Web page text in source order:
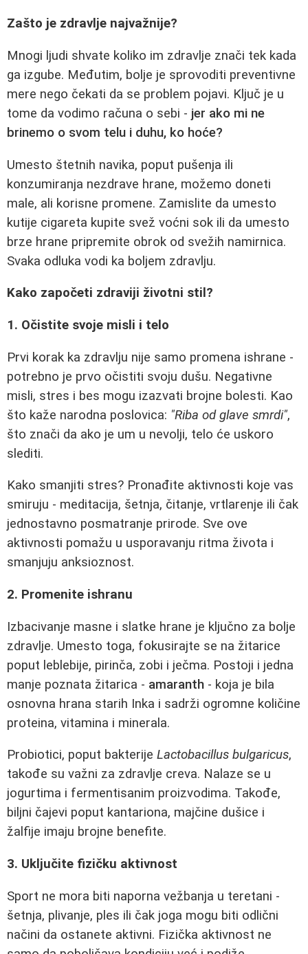
Zašto je zdravlje najvažnije?
Mnogi ljudi shvate koliko im zdravlje znači tek kada
ga izgube. Međutim, bolje je sprovoditi preventivne
mere nego čekati da se problem pojavi. Ključ je u
tome da vodimo računa o sebi - jer ako mi ne
brinemo o svom telu i duhu, ko hoće?
Umesto štetnih navika, poput pušenja ili
konzumiranja nezdrave hrane, možemo doneti
male, ali korisne promene. Zamislite da umesto
kutije cigareta kupite svež voćni sok ili da umesto
brze hrane pripremite obrok od svežih namirnica.
Svaka odluka vodi ka boljem zdravlju.
Kako započeti zdraviji životni stil?
1. Očistite svoje misli i telo
Prvi korak ka zdravlju nije samo promena ishrane -
potrebno je prvo očistiti svoju dušu. Negativne
misli, stres i bes mogu izazvati brojne bolesti. Kao
što kaže narodna poslovica: "Riba od glave smrdi",
što znači da ako je um u nevolji, telo će uskoro
slediti.
Kako smanjiti stres? Pronađite aktivnosti koje vas
smiruju - meditacija, šetnja, čitanje, vrtlarenje ili čak
jednostavno posmatranje prirode. Sve ove
aktivnosti pomažu u usporavanju ritma života i
smanjuju anksioznost.
2. Promenite ishranu
Izbacivanje masne i slatke hrane je ključno za bolje
zdravlje. Umesto toga, fokusirajte se na žitarice
poput leblebije, pirinča, zobi i ječma. Postoji i jedna
manje poznata žitarica - amaranth - koja je bila
osnovna hrana starih Inka i sadrži ogromne količine
proteina, vitamina i minerala.
Probiotici, poput bakterije Lactobacillus bulgaricus,
takođe su važni za zdravlje creva. Nalaze se u
jogurtima i fermentisanim proizvodima. Takođe,
biljni čajevi poput kantariona, majčine dušice i
žalfije imaju brojne benefite.
3. Uključite fizičku aktivnost
Sport ne mora biti naporna vežbanja u teretani -
šetnja, plivanje, ples ili čak joga mogu biti odlični
načini da ostanete aktivni. Fizička aktivnost ne